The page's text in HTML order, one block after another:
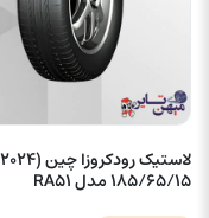
185/65/15 مدل RA51